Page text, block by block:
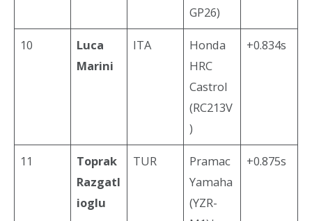
GP26)
10
Luca
Marini
ITA
Honda
HRC
Castrol
(RC213V
)
+0.834s
11
Toprak
Razgatl
ioglu
TUR
Pramac
Yamaha
(YZR-
+0.875s